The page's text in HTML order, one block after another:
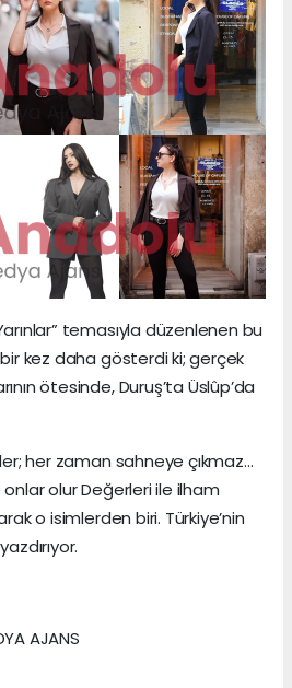
temasıyla düzenlenen bu
kez daha gösterdi ki; gerçek
ötesinde, Duruş’ta Üslûp’da
her zaman sahneye çıkmaz…
onlar olur Değerleri ile ilham
o isimlerden biri. Türkiye’nin
AJANS